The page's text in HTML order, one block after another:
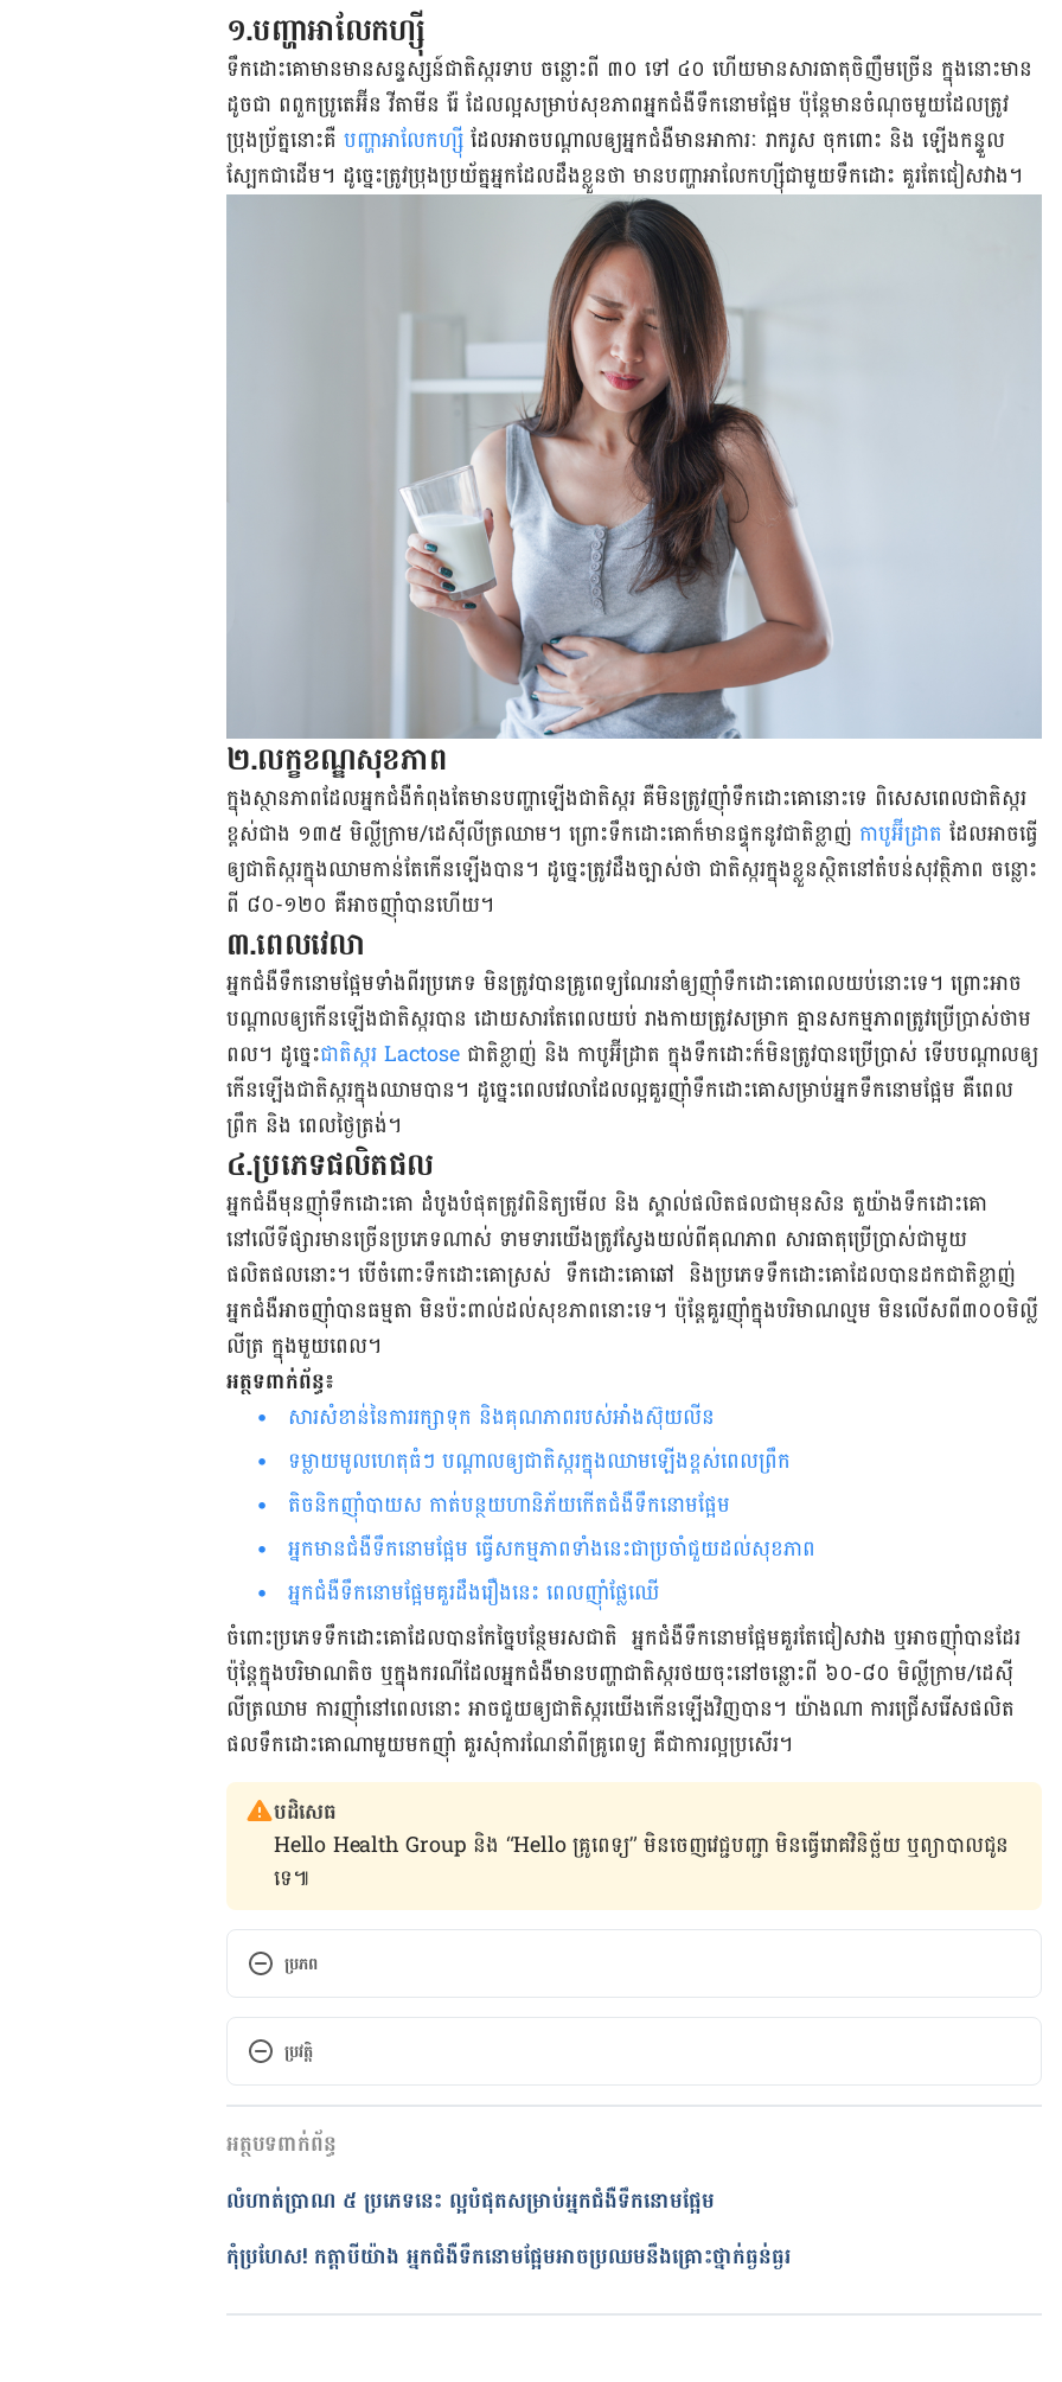
១.បញ្ហាអាលែកហ្ស៊ី
ទឹកដោះគោមានមានសន្ទស្សន៍ជាតិស្ករទាប ចន្លោះពី ៣០ ទៅ ៤០ ហើយមានសារធាតុចិញឹមច្រើន ក្នុងនោះមាន
ដូចជា ពពួកប្រូតេអ៊ីន វីតាមីន រ៉ែ ដែលល្អសម្រាប់សុខភាពអ្នកជំងឺទឹកនោមផ្អែម ប៉ុន្ដែមានចំណុចមួយដែលត្រូវ
ប្រុងប្រ័ត្ននោះគឺ បញ្ហាអាលែកហ្ស៊ីដែលអាចបណ្ដាលឲ្យអ្នកជំងឺមានអាការៈ រាករូស ចុកពោះ និង ឡើងកន្ទួល
ស្បែកជាដើម។ ដូច្នេះត្រូវប្រុងប្រយ័ត្នអ្នកដែលដឹងខ្លួនថា មានបញ្ហាអាលែកហ្ស៊ីជាមួយទឹកដោះ គួរតែជៀសវាង។
២.លក្ខខណ្ឌសុខភាព
ក្នុងស្ថានភាពដែលអ្នកជំងឺកំពុងតែមានបញ្ហាឡើងជាតិស្ករ គឺមិនត្រូវញ៉ាំទឹកដោះគោនោះទេ ពិសេសពេលជាតិស្ករ
ខ្ពស់ជាង ១៣៥ មិល្លីក្រាម/ដេស៊ីលីត្រឈាម។ ព្រោះទឹកដោះគោក៏មានផ្ទុកនូវជាតិខ្លាញ់ កាបូអ៊ីដ្រាត ដែលអាចធ្វើ
ឲ្យជាតិស្ករក្នុងឈាមកាន់តែកើនឡើងបាន។ ដូច្នេះត្រូវដឹងច្បាស់ថា ជាតិស្ករក្នុងខ្លួនស្ថិតនៅតំបន់សុវត្ថិភាព ចន្លោះ​
ពី ៨០-១២០ គឺអាចញ៉ាំបានហើយ។
៣.ពេលវេលា
អ្នកជំងឺទឹកនោមផ្អែមទាំងពីរប្រភេទ មិនត្រូវបានគ្រូពេទ្យណែរនាំឲ្យញ៉ាំទឹកដោះគោពេលយប់នោះទេ។ ព្រោះអាច
បណ្ដាលឲ្យកើនឡើងជាតិស្ករបាន ដោយសារតែពេលយប់ រាងកាយត្រូវសម្រាក គ្មានសកម្មភាពត្រូវប្រើប្រាស់ថាម​
ពល។ ដូច្នេះជាតិស្ករ Lactose ជាតិខ្លាញ់ និង កាបូអ៊ីដ្រាត ក្នុងទឹកដោះក៏មិនត្រូវបានប្រើប្រាស់ ទើបបណ្ដាលឲ្យ​
កើន​ឡើងជាតិស្ករក្នុងឈាមបាន។ ដូច្នេះពេលវេលាដែលល្អគួរញ៉ាំទឹកដោះគោសម្រាប់អ្នកទឹកនោមផ្អែម គឺពេល
ព្រឹក និង ពេលថ្ងៃត្រង់។
៤.ប្រភេទផលិតផល
អ្នកជំងឺមុនញ៉ាំទឹកដោះគោ ដំបូងបំផុតត្រូវពិនិត្យមើល និង ស្គាល់ផលិតផលជាមុនសិន តួយ៉ាងទឹកដោះគោ
នៅលើទីផ្សារមានច្រើនប្រភេទណាស់ ទាមទារយើងត្រូវស្វែងយល់ពីគុណភាព សារធាតុប្រើប្រាស់ជាមួយ
ផលិតផលនោះ។ បើចំពោះទឹកដោះគោស្រស់ ទឹកដោះគោឆៅ និងប្រភេទទឹកដោះគោដែលបានដកជាតិខ្លាញ់
អ្នកជំងឺអាចញ៉ាំបានធម្មតា មិនប៉ះពាល់ដល់សុខភាពនោះទេ។​ ប៉ុន្ដែគួរញ៉ាំក្នុងបរិមាណល្មម មិនលើសពី៣០០មិល្លី
លីត្រ ក្នុងមួយពេល។
អត្ថទ​ពាក់ព័ន្ធ​៖
សារសំខាន់នៃការរក្សាទុក និង​គុណភាព​របស់អាំងស៊ុយលីន​
ទម្លាយមូលហេតុធំៗ បណ្ដាលឲ្យជាតិស្ករក្នុងឈាមឡើងខ្ពស់ពេលព្រឹក
តិចនិកញ៉ាំបាយស កាត់បន្ថយហានិភ័យកើតជំងឺទឹកនោមផ្អែម
អ្នកមានជំងឺទឹកនោមផ្អែម ធ្វើសកម្មភាពទាំងនេះជាប្រចាំជួយដល់សុខភាព
អ្នកជំងឺទឹកនោមផ្អែមគួរដឹងរឿងនេះ ពេលញ៉ាំផ្លែឈើ
ចំពោះប្រភេទទឹកដោះគោដែលបានកែច្នៃបន្ថែមរសជាតិ អ្នកជំងឺទឹកនោមផ្អែមគួរតែជៀសវាង ឬអាចញ៉ាំបានដែរ
ប៉ុន្ដែក្នុងបរិមាណតិច ឬក្នុងករណីដែលអ្នកជំងឺមានបញ្ហាជាតិស្ករថយចុះនៅចន្លោះពី ៦០-៨០ មិលី្លក្រាម/ដេស៊ី
លីត្រឈាម ការញ៉ាំនៅពេលនោះ អាចជួយឲ្យជាតិស្ករយើងកើនឡើងវិញបាន។ យ៉ាងណា ការជ្រើស​រើស​ផលិត​
ផល​ទឹក​ដោះ​គោ​ណា​មួយមក​ញ៉ាំ គួរ​សុំ​ការណែនាំ​ពីគ្រូពេទ្យ គឺ​ជា​ការ​ល្អ​ប្រសើរ។​
បដិសេធ
Hello Health Group និង “Hello គ្រូពេទ្យ” មិន​ចេញ​វេជ្ជបញ្ជា មិន​ធ្វើ​រោគវិនិច្ឆ័យ ឬ​ព្យាបាល​ជូន​
ទេ៕
ប្រភព
Nutrition Recommendations and Interventions for Diabetes
https://diabetesjournals.org/care/article/31/Supplement_1/S61/24525/Nutrition-
Recommendations-and-Interventions-for
Dietary Intake and Type 2 Diabetes https://pubmed.ncbi.nlm.nih.gov/31514301/
Dairy Intake and the Risk of Type 2 Diabetes in Women
https://diabetesjournals.org/care/article/29/7/1579/28615/A-Prospective-Study-of-
Dairy-Intake-and-the-Risk
https://www.mayoclinic.org/diseases-conditions/diabetes/in-depth/diabetes-
ប្រវត្តិ
កំណែ​ប្រែបច្ចុប្បន្ន
17/08/2023
ត្រួតពិនិត្យដោយ វេជ្ជ. ចាន់ ស៊ីណេត
បច្ចុប្បន្នភាពដោយ៖
នូ សោភ័ណ្ឌ
អត្ថបទពាក់ព័ន្ធ
លំហាត់ប្រាណ ៥ ប្រភេទនេះ ល្អបំផុតសម្រាប់អ្នកជំងឺទឹកនោមផ្អែម
កុំប្រហែស! កត្តាបីយ៉ាង អ្នកជំងឺទឹកនោមផ្អែមអាច​ប្រឈមនឹង​គ្រោះ​ថ្នាក់​ធ្ងន់ធ្ងរ